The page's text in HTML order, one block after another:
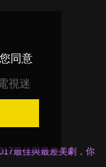
同意
視迷
最佳與最差美劇，你